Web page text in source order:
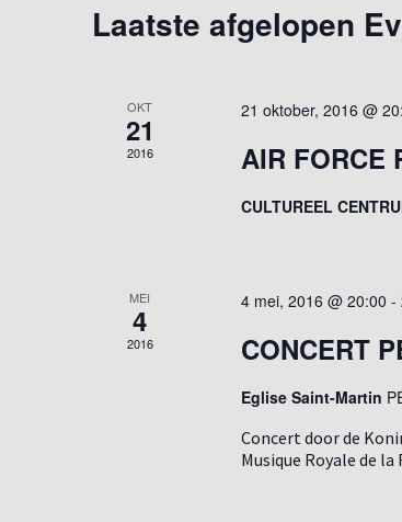
Kalender
Laatste afgelopen
OKT
21
2016
21 oktober, 2016 @
AIR FORCE
CULTUREEL
MEI
4
2016
4 mei, 2016 @ 20:00 -
CONCERT
Eglise Saint-Martin
Concert door de
Musique Royale de